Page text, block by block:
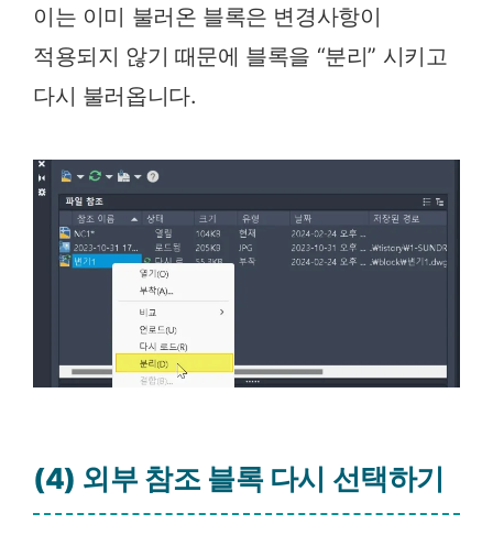
이는 이미 불러온 블록은 변경사항이
적용되지 않기 때문에 블록을 “분리” 시키고
다시 불러옵니다.
(4) 외부 참조 블록 다시 선택하기